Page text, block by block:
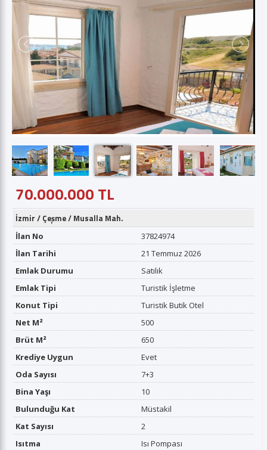
70.000.000 TL
İzmir / Çeşme/ Musalla Mah.
İlan No
37824974
İlan Tarihi
21 Temmuz 2026
Emlak Durumu
Satılık
Emlak Tipi
Turistik İşletme
Konut Tipi
Turistik Butik Otel
Net M²
500
Brüt M²
650
Krediye Uygun
Evet
Oda Sayısı
7+3
Bina Yaşı
10
Bulunduğu Kat
Müstakil
Kat Sayısı
2
Isıtma
Isı Pompası